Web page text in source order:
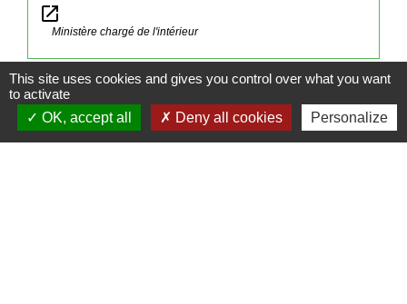
open_in_new
Ministère chargé de l'intérieur
Signaler une erreur sur cette page
This site uses cookies and gives you control over what you want
to activate
OK, accept all
Deny all cookies Personalize